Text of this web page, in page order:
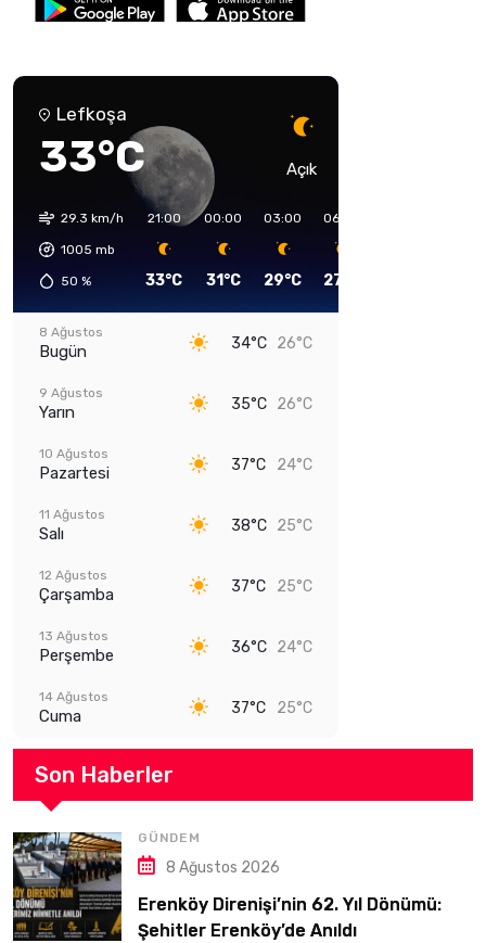
Lefkoşa
33°C Açık
29.3 km/h
1005 mb
50 %
21:00
33°C
00:00
31°C
03:00
29°C
06:00
27°C
8 Ağustos
Bugün 34°C 26°C
9 Ağustos
Yarın 35°C 26°C
10 Ağustos
Pazartesi 37°C 24°C
11 Ağustos
Salı 38°C 25°C
12 Ağustos
Çarşamba 37°C 25°C
13 Ağustos
Perşembe 36°C 24°C
14 Ağustos
Cuma 37°C 25°C
Son Haberler
GÜNDEM
8 Ağustos 2026
Erenköy Direnişi’nin 62. Yıl Dönümü:
Şehitler Erenköy’de Anıldı